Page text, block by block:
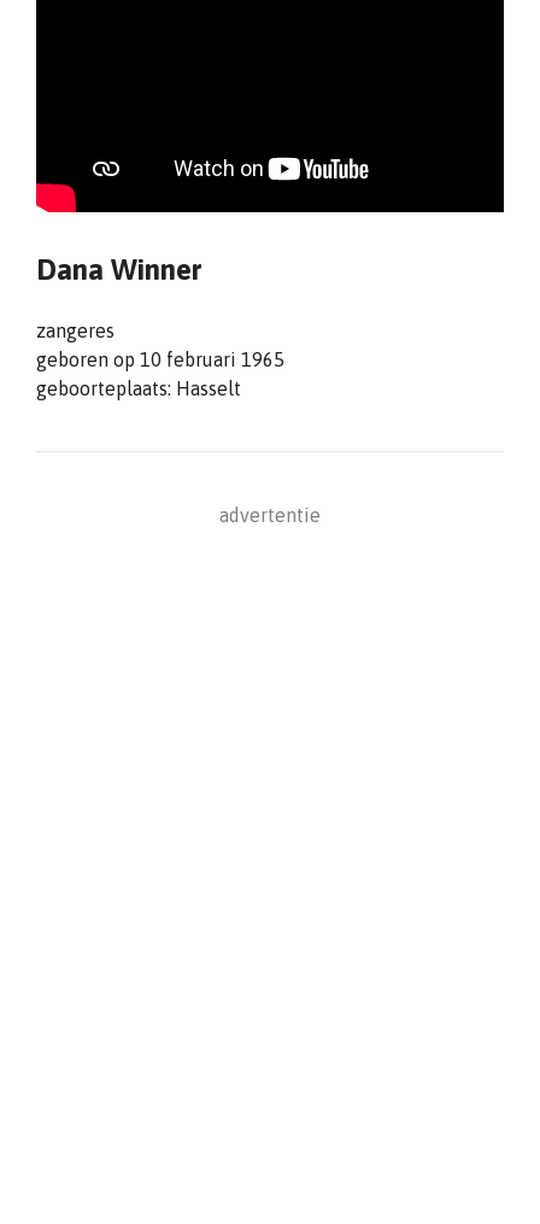
Dana Winner
zangeres
geboren op 10 februari 1965
geboorteplaats: Hasselt
advertentie